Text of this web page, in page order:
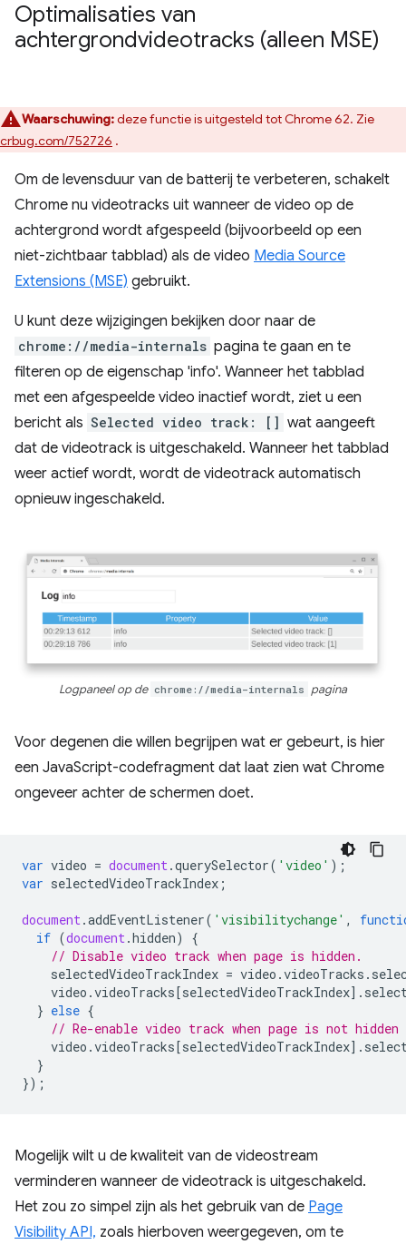
Optimalisaties van
achtergrondvideotracks (alleen MSE)
Waarschuwing:deze functie is uitgesteld tot Chrome 62. Zie
crbug.com/752726 .
Om de levensduur van de batterij te verbeteren, schakelt
Chrome nu videotracks uit wanneer de video op de
achtergrond wordt afgespeeld (bijvoorbeeld op een
niet-zichtbaar tabblad) als de video Media Source
Extensions (MSE) gebruikt.
U kunt deze wijzigingen bekijken door naar de
chrome://media-internals pagina te gaan en te
filteren op de eigenschap 'info'. Wanneer het tabblad
met een afgespeelde video inactief wordt, ziet u een
bericht als Selected video track: [] wat aangeeft
dat de videotrack is uitgeschakeld. Wanneer het tabblad
weer actief wordt, wordt de videotrack automatisch
opnieuw ingeschakeld.
Logpaneel op de chrome://media-internals pagina
Voor degenen die willen begrijpen wat er gebeurt, is hier
een JavaScript-codefragment dat laat zien wat Chrome
ongeveer achter de schermen doet.
var video = document.querySelector( 'video' );
var selectedVideoTrackIndex ;
document.addEventListener( 'visibilitychange' ,
if (document.hidden)
{
// Disable video track when page is hidden.
selectedVideoTrackIndex = video .videoTracks .
video .videoTracks[selectedVideoTrackIndex].
} else {
// Re-enable video track when page is not hidden
video .videoTracks[selectedVideoTrackIndex].
}
});
Mogelijk wilt u de kwaliteit van de videostream
verminderen wanneer de videotrack is uitgeschakeld.
Het zou zo simpel zijn als het gebruik van de Page
Visibility API, zoals hierboven weergegeven, om te